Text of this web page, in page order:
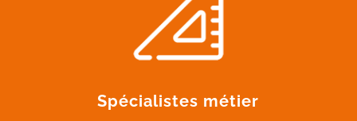
Spécialistes métier